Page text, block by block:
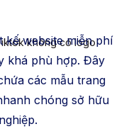
không có logo
kế website miễn phí
khá phù hợp. Đây
các mẫu trang
chóng sở hữu